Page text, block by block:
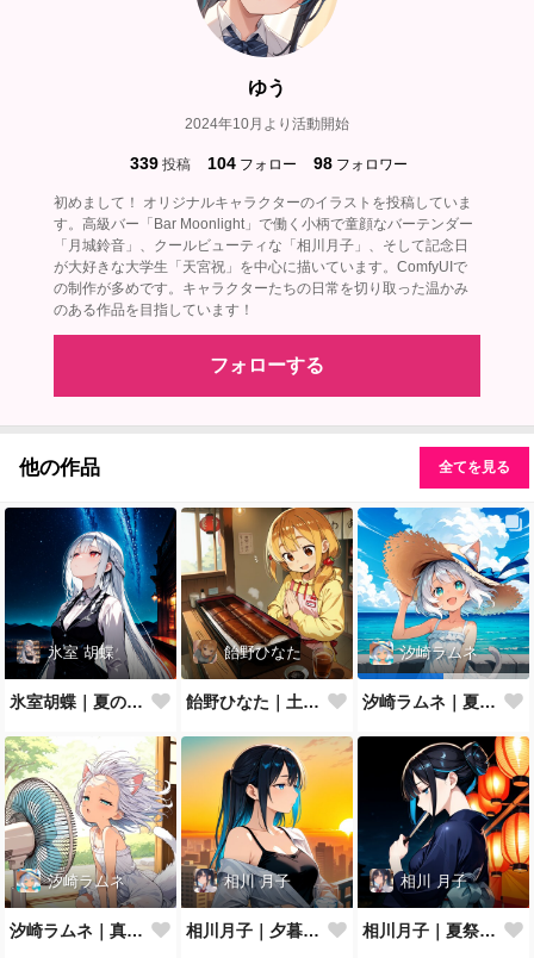
ゆう
2024年10月より活動開始
339 投稿 104 フォロー 98 フォロワー
初めまして！ オリジナルキャラクターのイラストを投稿していま
す。高級バー「Bar Moonlight」で働く小柄で童顔なバーテンダー
「月城鈴音」、クールビューティな「相川月子」、そして記念日
が大好きな大学生「天宮祝」を中心に描いています。ComfyUIで
の制作が多めです。キャラクターたちの日常を切り取った温かみ
のある作品を目指しています！
フォローする
他の作品 全てを見る
氷室 胡蝶
氷室胡蝶｜夏の夜空
飴野ひなた
飴野ひなた｜土用の丑の日
汐崎ラムネ
汐崎ラムネ｜夏空を見上げて
汐崎ラムネ
汐崎ラムネ｜真夏の扇風機ぶわっ
相川 月子
相川月子｜夕暮れのバルコニー
相川 月子
相川月子｜夏祭りの浴衣